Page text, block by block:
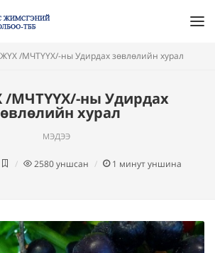
/МЧТҮҮХ/-ны Удирдах зөвлөлийн хурал
ны Удирдах
хурал
мэдээ
2580уншсан 1 минут уншина